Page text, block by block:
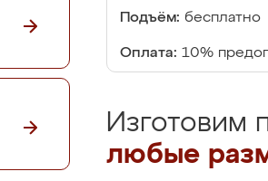
Подъём: бесплатно
Оплата: 10%
Изготовим
любые